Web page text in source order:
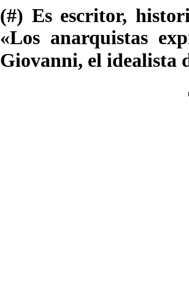
(#) Es escritor,
«Los anarquistas
Giovanni, el idealista